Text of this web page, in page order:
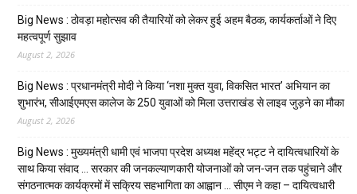
Big News : ठोवड़ा महोत्सव की तैयारियों को लेकर हुई अहम बैठक, कार्यकर्ताओं ने दिए
महत्वपूर्ण सुझाव
August 2, 2026
Big News : प्रधानमंत्री मोदी ने किया ‘नशा मुक्त युवा, विकसित भारत’ अभियान का
शुभारंभ, सीआईएमएस कालेज के 250 युवाओं को मिला उत्तराखंड से लाइव जुड़ने का मौका
August 2, 2026
Big News : मुख्यमंत्री धामी एवं भाजपा प्रदेश अध्यक्ष महेंद्र भट्ट ने दायित्वधारियों के
साथ किया संवाद … सरकार की जनकल्याणकारी योजनाओं को जन-जन तक पहुंचाने और
संगठनात्मक कार्यक्रमों में सक्रिय सहभागिता का आह्वान … सीएम ने कहा – दायित्वधारी